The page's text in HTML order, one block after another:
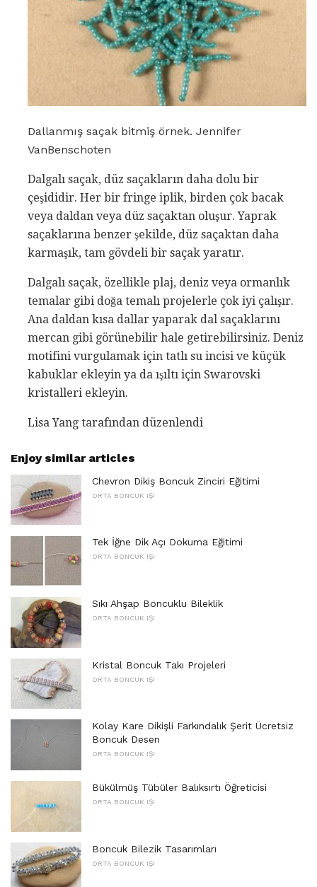
Dallanmış saçak bitmiş örnek. Jennifer
VanBenschoten
Dalgalı saçak, düz saçakların daha dolu bir
çeşididir. Her bir fringe iplik, birden çok bacak
veya daldan veya düz saçaktan oluşur. Yaprak
saçaklarına benzer şekilde, düz saçaktan daha
karmaşık, tam gövdeli bir saçak yaratır.
Dalgalı saçak, özellikle plaj, deniz veya ormanlık
temalar gibi doğa temalı projelerle çok iyi çalışır.
Ana daldan kısa dallar yaparak dal saçaklarını
mercan gibi görünebilir hale getirebilirsiniz. Deniz
motifini vurgulamak için tatlı su incisi ve küçük
kabuklar ekleyin ya da ışıltı için Swarovski
kristalleri ekleyin.
Lisa Yang tarafından düzenlendi
Enjoy similar articles
Chevron Dikiş Boncuk Zinciri Eğitimi
ORTA BONCUK IŞI
Tek İğne Dik Açı Dokuma Eğitimi
ORTA BONCUK IŞI
Sıkı Ahşap Boncuklu Bileklik
ORTA BONCUK IŞI
Kristal Boncuk Takı Projeleri
ORTA BONCUK IŞI
Kolay Kare Dikişli Farkındalık Şerit Ücretsiz
Boncuk Desen
ORTA BONCUK IŞI
Bükülmüş Tübüler Balıksırtı Öğreticisi
ORTA BONCUK IŞI
Boncuk Bilezik Tasarımları
ORTA BONCUK IŞI